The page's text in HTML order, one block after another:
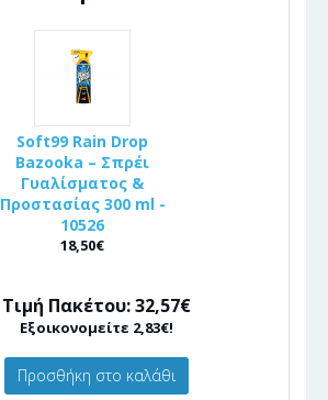
Soft99 Rain Drop
Bazooka – Σπρέι
Γυαλίσματος &
Προστασίας 300 ml -
10526
18,50€
Τιμή Πακέτου: 32,57€
Εξοικονομείτε 2,83€!
Προσθήκη στο καλάθι